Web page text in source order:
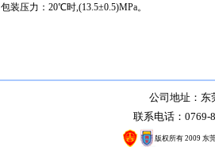
包装压力：20℃时,(13.5±0.5)MPa。
公司地址：
联系电话：0769-
版权所有 2009 东